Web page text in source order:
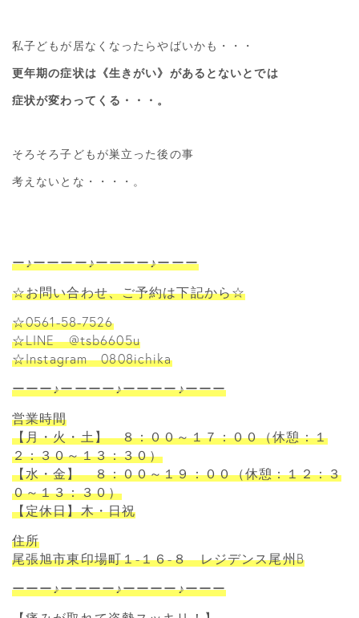
私子どもが居なくなったらやばいかも・・・
更年期の症状は《生きがい》があるとないとでは
症状が変わってくる・・・。
そろそろ子どもが巣立った後の事
考えないとな・・・・。
ー♪ーーーー♪ーーーー♪ーーー
☆お問い合わせ、ご予約は下記から☆
☆0561-58-7526
☆LINE @tsb6605u
☆Instagram 0808ichika
ーーー♪ーーーー♪ーーーー♪ーーー
営業時間
【月・火・土】 ８：００～１７：００（休憩：１
２：３０～１３：３０）
【水・金】 ８：００～１９：００（休憩：１２：３
０～１３：３０）
【定休日】木・日祝
住所
尾張旭市東印場町１-１６-８ レジデンス尾州B
ーーー♪ーーーー♪ーーーー♪ーーー